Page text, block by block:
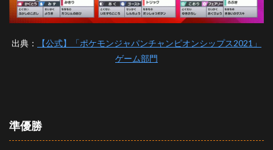
出典：
【公式】「ポケモンジャパンチャンピオンシップス2021」
ゲーム部門
準優勝